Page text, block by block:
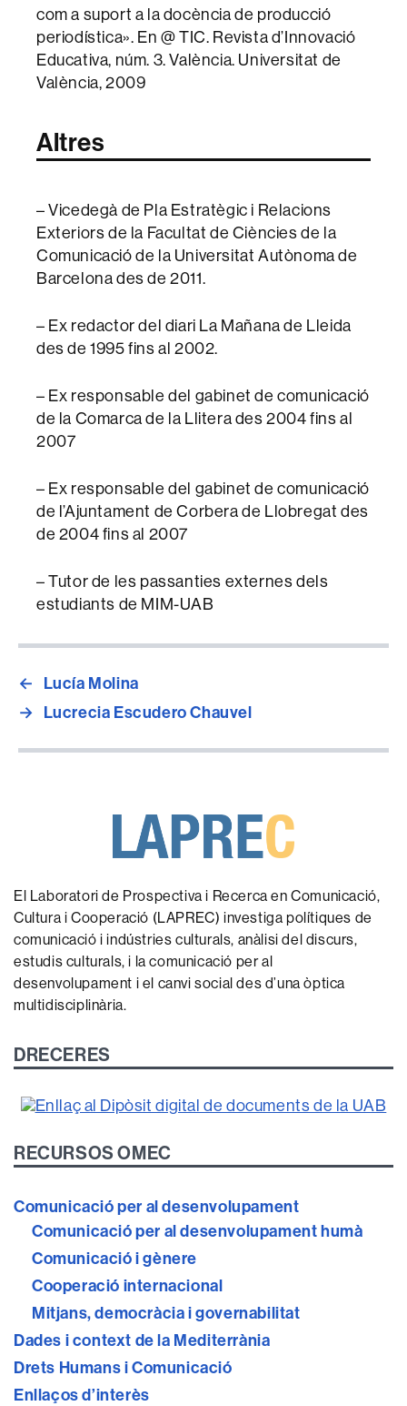
com a suport a la docència de producció
periodística». En @ TIC. Revista d’Innovació
Educativa, núm. 3. València. Universitat de
València, 2009
Altres
– Vicedegà de Pla Estratègic i Relacions
Exteriors de la Facultat de Ciències de la
Comunicació de la Universitat Autònoma de
Barcelona des de 2011.
– Ex redactor del diari La Mañana de Lleida
des de 1995 fins al 2002.
– Ex responsable del gabinet de comunicació
de la Comarca de la Llitera des 2004 fins al
2007
– Ex responsable del gabinet de comunicació
de l’Ajuntament de Corbera de Llobregat des
de 2004 fins al 2007
– Tutor de les passanties externes dels
estudiants de MIM-UAB
←
Lucía Molina
→ Lucrecia Escudero Chauvel
El Laboratori de Prospectiva i Recerca en Comunicació,
Cultura i Cooperació (LAPREC) investiga polítiques de
comunicació i indústries culturals, anàlisi del discurs,
estudis culturals, i la comunicació per al
desenvolupament i el canvi social des d’una òptica
multidisciplinària.
DRECERES
RECURSOS OMEC
Comunicació per al desenvolupament
Comunicació per al desenvolupament humà
Comunicació i gènere
Cooperació internacional
Mitjans, democràcia i governabilitat
Dades i context de la Mediterrània
Drets Humans i Comunicació
Enllaços d’interès